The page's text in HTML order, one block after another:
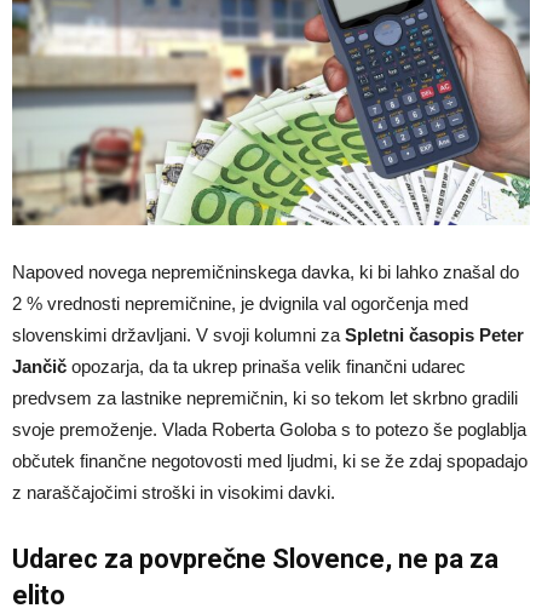
Napoved novega nepremičninskega davka, ki bi lahko znašal do
2 % vrednosti nepremičnine, je dvignila val ogorčenja med
slovenskimi državljani. V svoji kolumni za Spletni časopis Peter
Jančič opozarja, da ta ukrep prinaša velik finančni udarec
predvsem za lastnike nepremičnin, ki so tekom let skrbno gradili
svoje premoženje. Vlada Roberta Goloba s to potezo še poglablja
občutek finančne negotovosti med ljudmi, ki se že zdaj spopadajo
z naraščajočimi stroški in visokimi davki.
Udarec za povprečne Slovence, ne pa za
elito